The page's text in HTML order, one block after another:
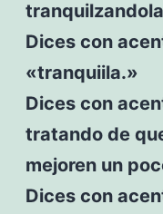
tranquilzandola
Dices con
«tranquiila.»
Dices con
tratando de
mejoren un
Dices con